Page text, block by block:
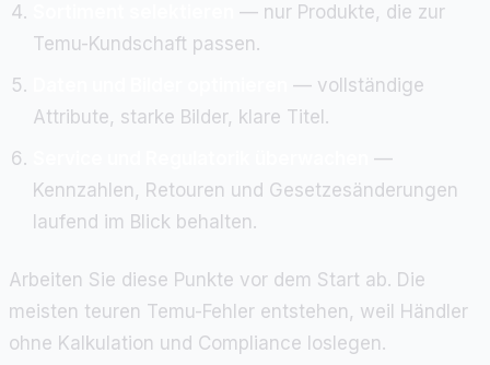
— nur Produkte, die zur
Temu-Kundschaft passen.
— vollständige
Attribute, starke Bilder, klare Titel.
—
Kennzahlen, Retouren und Gesetzesänderungen
laufend im Blick behalten.
Arbeiten Sie diese Punkte vor dem Start ab. Die
meisten teuren Temu-Fehler entstehen, weil Händler
ohne Kalkulation und Compliance loslegen.